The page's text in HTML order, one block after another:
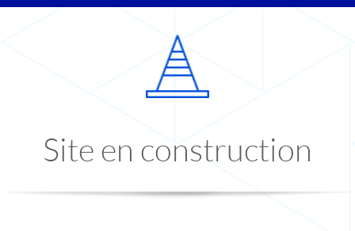
Site en construction